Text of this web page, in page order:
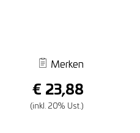
Merken
€ 23,88
(inkl. 20% Ust.)